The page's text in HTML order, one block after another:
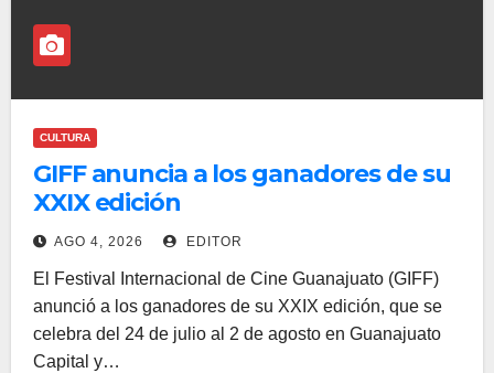
CULTURA
GIFF anuncia a los ganadores de su
XXIX edición
AGO 4, 2026 EDITOR
El Festival Internacional de Cine Guanajuato (GIFF)
anunció a los ganadores de su XXIX edición, que se
celebra del 24 de julio al 2 de agosto en Guanajuato
Capital y…